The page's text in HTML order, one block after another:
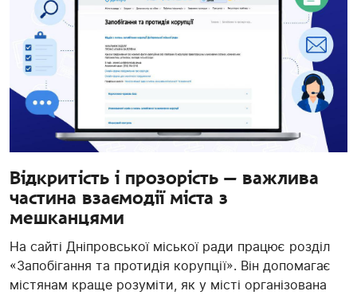
Відкритість і прозорість — важлива
частина взаємодії міста з
мешканцями
На сайті Дніпровської міської ради працює розділ
«Запобігання та протидія корупції». Він допомагає
містянам краще розуміти, як у місті організована